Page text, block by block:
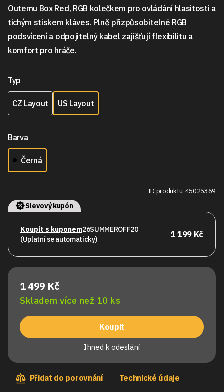
Outemu Box Red, RGB kolečkem pro ovládání hlasitosti a
tichým stiskem kláves. Plně přizpůsobitelné RGB
podsvícení a odpojitelný kabel zajišťují flexibilitu a
komfort pro hráče.
Typ
CZ Layout US Layout
Barva
Černá
ID produktu: 45025369
Slevový kupón
Koupit s kuponem26SUMMEROFF20
(Uplatní se automaticky)
1 199 Kč
1 499 Kč
Skladem více než 10 ks
Koupit
Ihned k odeslání
Přidat do porovnání Technické údaje